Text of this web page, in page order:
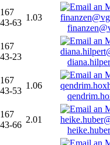
63
1.03
23
53
1.06
66
2.01